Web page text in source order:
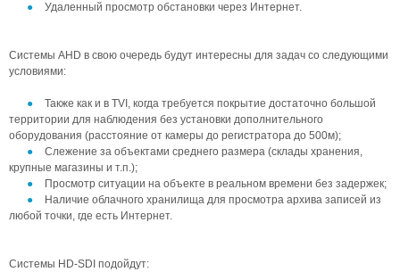
Удаленный просмотр обстановки через Интернет.
Системы AHD в свою очередь будут интересны для задач со следующими
условиями:
Также как и в TVI, когда требуется покрытие достаточно большой
территории для наблюдения без установки дополнительного
оборудования (расстояние от камеры до регистратора до 500м);
Слежение за объектами среднего размера (склады хранения,
крупные магазины и т.п.);
Просмотр ситуации на объекте в реальном времени без задержек;
Наличие облачного хранилища для просмотра архива записей из
любой точки, где есть Интернет.
Системы HD-SDI подойдут: